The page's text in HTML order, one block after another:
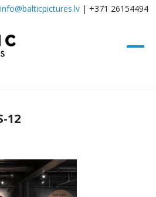
info@balticpictures.lv| +371 26154494
12